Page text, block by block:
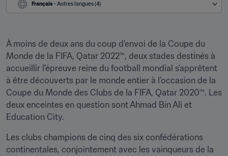
Français - Autres langues (4)
À moins de deux ans du coup d'envoi de la Coupe du
Monde de la FIFA, Qatar 2022™, deux stades destinés à
accueillir l'épreuve reine du football mondial s'apprêtent
à être découverts par le monde entier à l'occasion de la
Coupe du Monde des Clubs de la FIFA, Qatar 2020™. Les
deux enceintes en question sont Ahmad Bin Ali et
Education City.
Les clubs champions de cinq des six confédérations
continentales, conjointement avec les vainqueurs de la